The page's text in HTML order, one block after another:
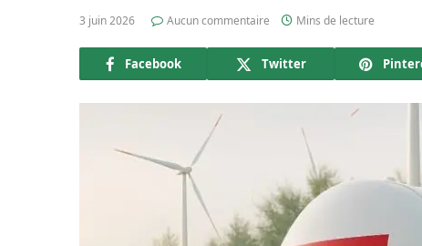
3 juin 2026 Aucun commentaire Mins de lecture
Facebook Twitter